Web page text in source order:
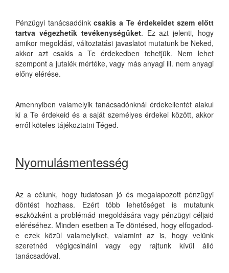
Pénzügyi tanácsadóinkcsakis a Te érdekeidet szem előtt
tartva végezhetik tevékenységüket. Ez azt jelenti, hogy
amikor megoldási, változtatási javaslatot mutatunk be Neked,
akkor azt csakis a Te érdekedben tehetjük. Nem lehet
szempont a jutalék mértéke, vagy más anyagi ill. nem anyagi
előny elérése.
Amennyiben valamelyik tanácsadónknál érdekellentét alakul
ki a Te érdekeid és a saját személyes érdekei között, akkor
erről köteles tájékoztatni Téged.
Nyomulásmentesség
Az a célunk, hogy tudatosan jó és megalapozott pénzügyi
döntést hozhass. Ezért több lehetőséget is mutatunk
eszközként a problémád megoldására vagy pénzügyi céljaid
eléréséhez. Minden esetben a Te döntésed, hogy elfogadod-
e ezek közül valamelyiket, valamint az is, hogy velünk
szeretnéd végigcsinálni vagy egy rajtunk kívül álló
tanácsadóval.